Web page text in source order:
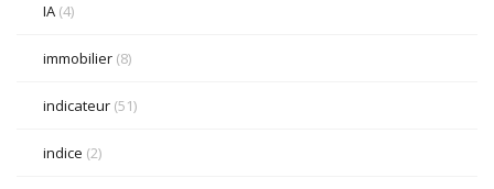
IA (4)
immobilier (8)
indicateur (51)
indice (2)